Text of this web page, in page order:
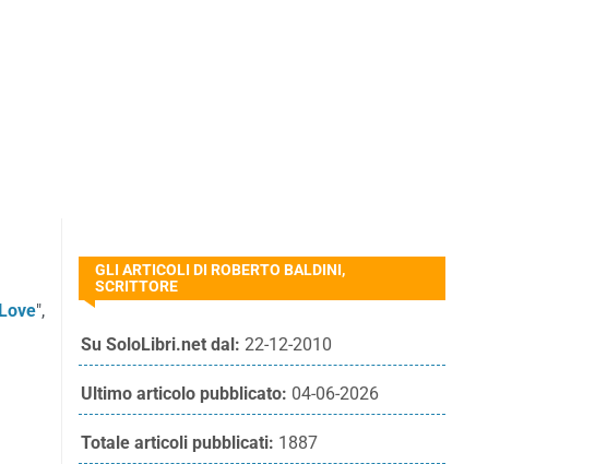
",
GLI ARTICOLI DI ROBERTO BALDINI,
SCRITTORE
Su SoloLibri.net dal: 22-12-2010
Ultimo articolo pubblicato: 04-06-2026
Totale articoli pubblicati: 1887